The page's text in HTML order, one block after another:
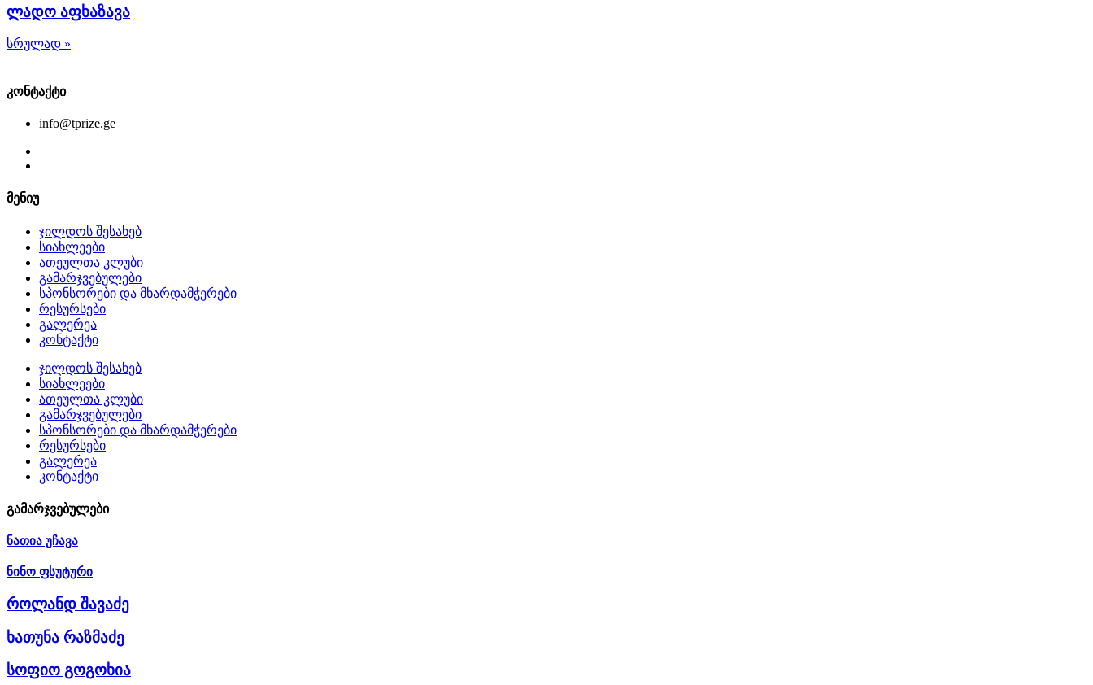
ლადო აფხაზავა
სრულად »
კონტაქტი
info@tprize.ge
მენიუ
ჯილდოს შესახებ
სიახლეები
ათეულთა კლუბი
გამარჯვებულები
სპონსორები და მხარდამჭერები
რესურსები
გალერეა
კონტაქტი
ჯილდოს შესახებ
სიახლეები
ათეულთა კლუბი
გამარჯვებულები
სპონსორები და მხარდამჭერები
რესურსები
გალერეა
კონტაქტი
გამარჯვებულები
ნათია უჩავა
ნინო ფსუტური
როლანდ შავაძე
ხათუნა რაზმაძე
სოფიო გოგოხია